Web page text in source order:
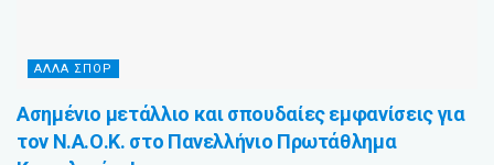
ΆΛΛΑ ΣΠΌΡ
Ασημένιο μετάλλιο και σπουδαίες εμφανίσεις για
τον Ν.Α.Ο.Κ. στο Πανελλήνιο Πρωτάθλημα